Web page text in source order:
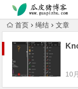
跳转到主内容
首页 绳结 文章
10